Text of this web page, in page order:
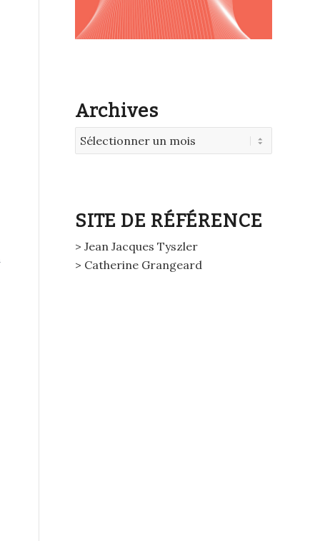
Archives
SITE DE RÉFÉRENCE
> Jean Jacques Tyszler
> Catherine Grangeard